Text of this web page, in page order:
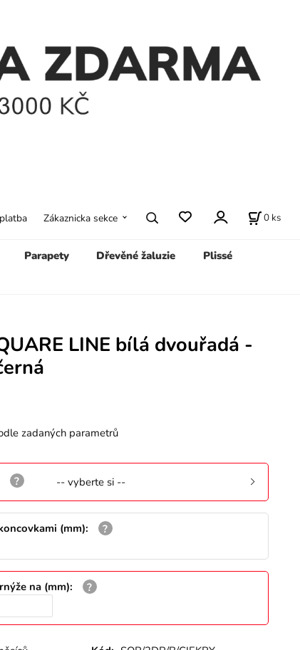
Parapety Dřevěné žaluzie
Plissé
Zákaznicka sekce 0 ks
LINE bílá dvouřadá -
zadaných parametrů
-- vyberte si --
(mm):
na (mm):